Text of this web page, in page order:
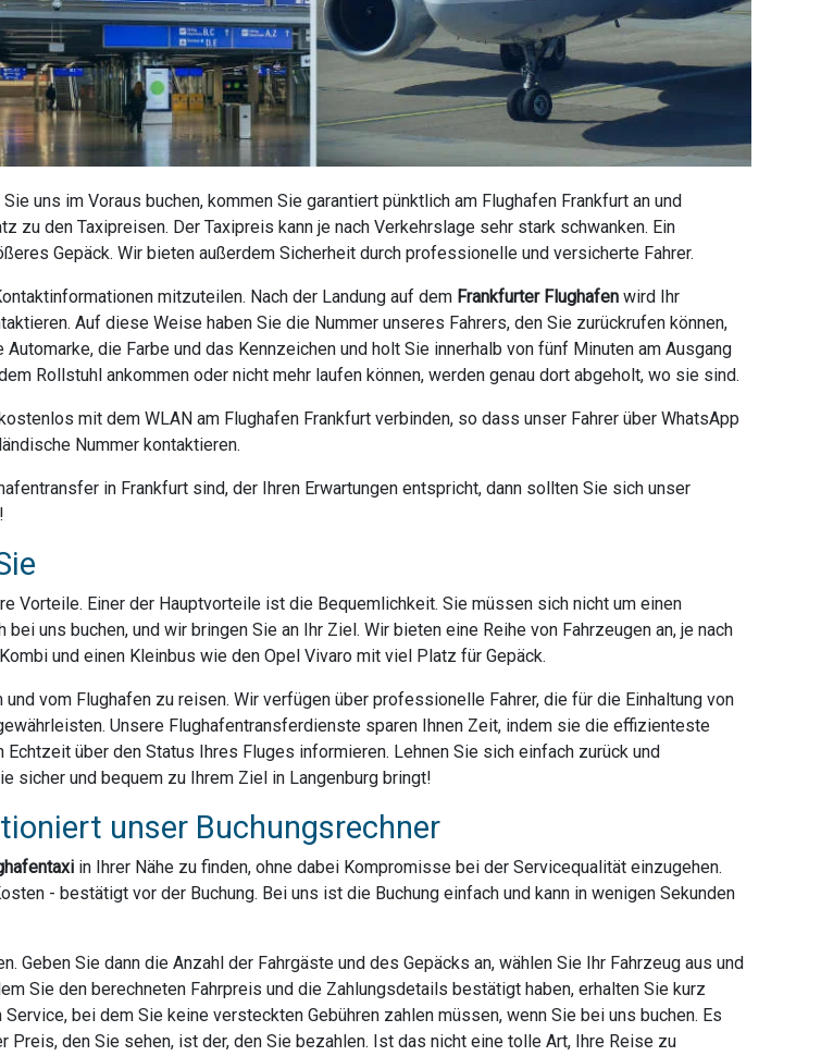
uns im Voraus buchen, kommen Sie garantiert pünktlich am Flughafen Frankfurt an und
den Taxipreisen. Der Taxipreis kann je nach Verkehrslage sehr stark schwanken. Ein
Gepäck. Wir bieten außerdem Sicherheit durch professionelle und versicherte Fahrer.
mitzuteilen. Nach der Landung auf dem Frankfurter Flughafen wird Ihr
Auf diese Weise haben Sie die Nummer unseres Fahrers, den Sie zurückrufen können,
die Farbe und das Kennzeichen und holt Sie innerhalb von fünf Minuten am Ausgang
Rollstuhl ankommen oder nicht mehr laufen können, werden genau dort abgeholt, wo sie sind.
mit dem WLAN am Flughafen Frankfurt verbinden, so dass unser Fahrer über WhatsApp
Nummer kontaktieren.
in Frankfurt sind, der Ihren Erwartungen entspricht, dann sollten Sie sich unser
Vorteile. Einer der Hauptvorteile ist die Bequemlichkeit. Sie müssen sich nicht um einen
uns buchen, und wir bringen Sie an Ihr Ziel. Wir bieten eine Reihe von Fahrzeugen an, je nach
und einen Kleinbus wie den Opel Vivaro mit viel Platz für Gepäck.
vom Flughafen zu reisen. Wir verfügen über professionelle Fahrer, die für die Einhaltung von
Unsere Flughafentransferdienste sparen Ihnen Zeit, indem sie die effizienteste
über den Status Ihres Fluges informieren. Lehnen Sie sich einfach zurück und
sicher und bequem zu Ihrem Ziel in Langenburg bringt!
unser Buchungsrechner
in Ihrer Nähe zu finden, ohne dabei Kompromisse bei der Servicequalität einzugehen.
- bestätigt vor der Buchung. Bei uns ist die Buchung einfach und kann in wenigen Sekunden
Sie dann die Anzahl der Fahrgäste und des Gepäcks an, wählen Sie Ihr Fahrzeug aus und
Sie den berechneten Fahrpreis und die Zahlungsdetails bestätigt haben, erhalten Sie kurz
bei dem Sie keine versteckten Gebühren zahlen müssen, wenn Sie bei uns buchen. Es
den Sie sehen, ist der, den Sie bezahlen. Ist das nicht eine tolle Art, Ihre Reise zu